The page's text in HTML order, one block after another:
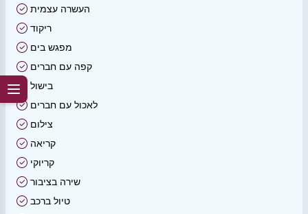
העשרה עצמית
ריקוד
מפגש בים
קפה עם חברים
בישול
לאכול עם חברים
צילום
קריאה
קריוקי
שירה בציבור
טיול ברכב